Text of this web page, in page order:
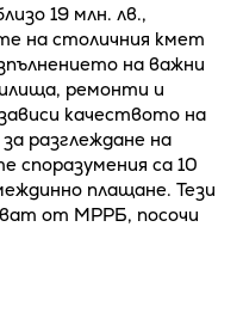
19 млн. лв.,
на столичния кмет
на важни
ремонти и
качеството на
разглеждане на
споразумения са 10
плащане. Тези
от МРРБ, посочи